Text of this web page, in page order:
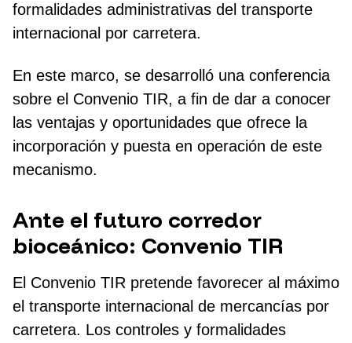
formalidades administrativas del transporte
internacional por carretera.
En este marco, se desarrolló una conferencia
sobre el Convenio TIR, a fin de dar a conocer
las ventajas y oportunidades que ofrece la
incorporación y puesta en operación de este
mecanismo.
Ante el futuro corredor
bioceánico: Convenio TIR
El Convenio TIR pretende favorecer al máximo
el transporte internacional de mercancías por
carretera. Los controles y formalidades